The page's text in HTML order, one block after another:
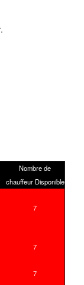
Nombre de
chauffeur Disponible
7
7
7